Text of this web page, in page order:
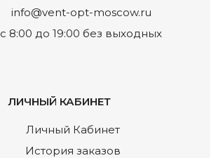
ЛИЧНЫЙ КАБИНЕТ
Личный Кабинет
История заказов
info@vent-opt-moscow.ru
c 8:00 до 19:00 без выходных